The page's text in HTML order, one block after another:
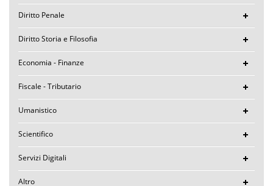
Diritto Penale
Diritto Storia e Filosofia
Economia - Finanze
Fiscale - Tributario
Umanistico
Scientifico
Servizi Digitali
Altro